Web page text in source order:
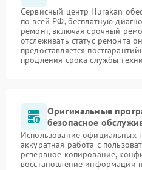
Сервисный центр Hurakan
по всей РФ, бесплатную
ремонт, включая срочный
отслеживать статус ремонта
предоставляется
продления срока службы
Оригинальные
безопасное
Использование официальных
аккуратная работа с
резервное копирование,
восстановление информации